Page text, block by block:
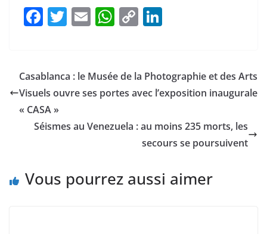
F
e
b
o
o
T
er
E
l
W
s
A
p
C
y
Li
k
e
dI
Casablanca : le Musée de la Photographie et des Arts
Visuels ouvre ses portes avec l’exposition inaugurale
« CASA »
Séismes au Venezuela : au moins 235 morts, les
secours se poursuivent
Vous pourrez aussi aimer